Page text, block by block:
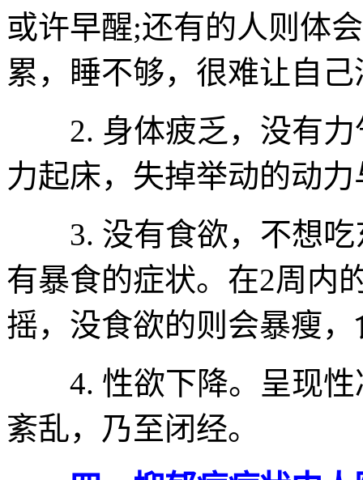
或许早醒;还有的人则体
累，睡不够，很难让自
2. 身体疲乏，没有力
力起床，失掉举动的动
3. 没有食欲，不想吃
有暴食的症状。在2周内
摇，没食欲的则会暴瘦
4. 性欲下降。呈现性
紊乱，乃至闭经。